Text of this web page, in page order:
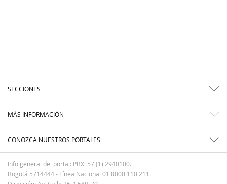
SECCIONES
MÁS INFORMACIÓN
CONOZCA NUESTROS PORTALES
Info general del portal: PBX: 57 (1) 2940100.
Bogotá 5714444 - Línea Nacional 01 8000 110 211.